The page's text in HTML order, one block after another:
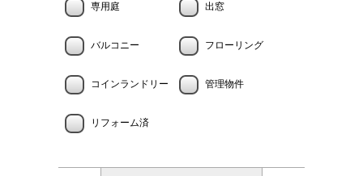
専用庭 出窓
バルコニー フローリング
コインランドリー 管理物件
リフォーム済